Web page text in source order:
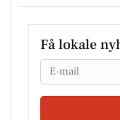
Få lokale
Email